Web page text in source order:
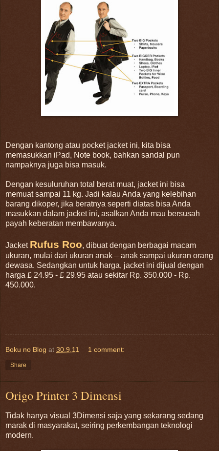
Dengan kantong atau pocket jacket ini, kita bisa
memasukkan iPad, Note book, bahkan sandal pun
nampaknya juga bisa masuk.
Dengan kesuluruhan total berat muat, jacket ini bisa
memuat sampai 11 kg. Jadi kalau Anda yang kelebihan
barang dikoper, jika beratnya seperti diatas bisa Anda
masukkan dalam jacket ini, asalkan Anda mau bersusah
payah keberatan membawanya.
Jacket Rufus Roo, dibuat dengan berbagai macam
ukuran, mulai dari ukuran anak – anak sampai ukuran orang
dewasa. Sedangkan untuk harga, jacket ini dijual dengan
harga £ 24.95 - £ 29.95 atau sekitar Rp. 350.000 - Rp.
450.000.
Boku no Blog at 30.9.11 1 comment:
Share
Origo Printer 3 Dimensi
Tidak hanya visual 3Dimensi saja yang sekarang sedang
marak di masyarakat, seiring perkembangan teknologi
modern.